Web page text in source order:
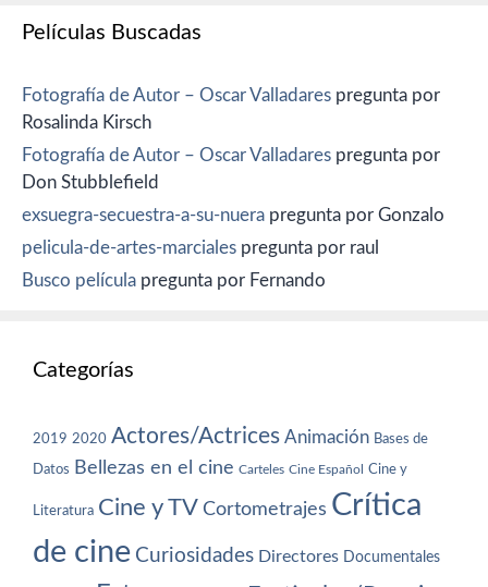
Películas Buscadas
Fotografía de Autor – Oscar Valladares pregunta por
Rosalinda Kirsch
Fotografía de Autor – Oscar Valladares pregunta por
Don Stubblefield
exsuegra-secuestra-a-su-nuera pregunta por Gonzalo
pelicula-de-artes-marciales pregunta por raul
Busco película pregunta por Fernando
Categorías
2019 2020 Actores/Actrices Animación Bases de
Datos Bellezas en el cine Carteles Cine Español Cine y
Literatura Cine y TV Cortometrajes Crítica
de cine Curiosidades Directores Documentales